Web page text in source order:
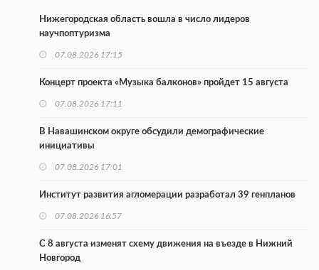
Нижегородская область вошла в число лидеров
научпоптуризма
07.08.2026 17:15
Концерт проекта «Музыка балконов» пройдет 15 августа
07.08.2026 17:11
В Навашинском округе обсудили демографические
инициативы
07.08.2026 17:01
Институт развития агломерации разработал 39 генпланов
07.08.2026 16:57
С 8 августа изменят схему движения на въезде в Нижний
Новгород